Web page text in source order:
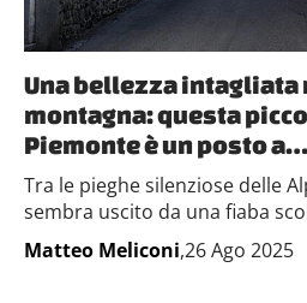
Una bellezza intagliata
montagna: questa
Piemonte è un posto
Tra le pieghe silenziose delle
sembra uscito da una fiaba
Matteo Meliconi,26 Ago 2025